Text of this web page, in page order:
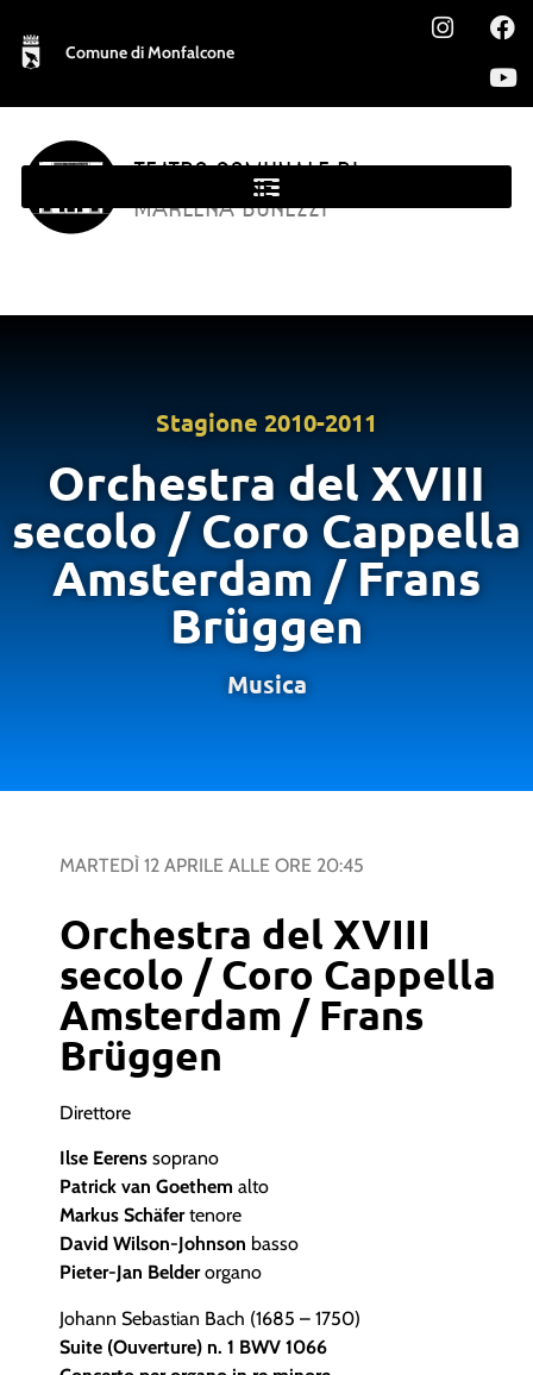
Comune di Monfalcone
TEATRO COMUNALE DI
MONFALCONE
MARLENA BONEZZI
Stagione 2010-2011
Orchestra del XVIII
secolo / Coro Cappella
Amsterdam / Frans
Brüggen
Musica
MARTEDÌ 12 APRILE ALLE ORE 20:45
Orchestra del XVIII
secolo / Coro Cappella
Amsterdam / Frans
Brüggen
Direttore
Ilse Eerens soprano
Patrick van Goethem alto
Markus Schäfertenore
David Wilson-Johnson basso
Pieter-Jan Belderorgano
Johann Sebastian Bach (1685 – 1750)
Suite (Ouverture) n. 1 BWV 1066